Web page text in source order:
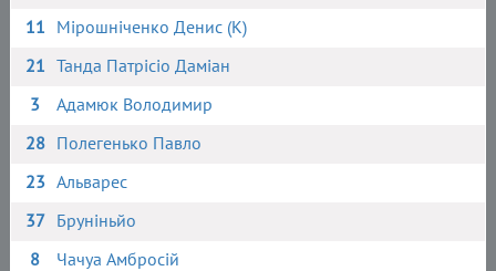
11 Мірошніченко Денис (К)
21 Танда Патрісіо Даміан
3
Адамюк Володимир
28 Полегенько Павло
23 Альварес
37 Бруніньйо
8
Чачуа Амбросій